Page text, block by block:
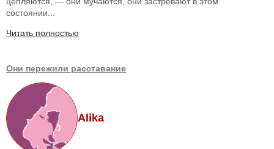
состоянии...
Читать полностью
Они пережили расставание
Alika